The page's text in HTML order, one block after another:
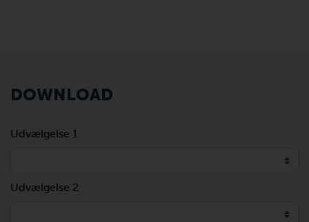
DOWNLOAD
Udvælgelse 1
Udvælgelse 2